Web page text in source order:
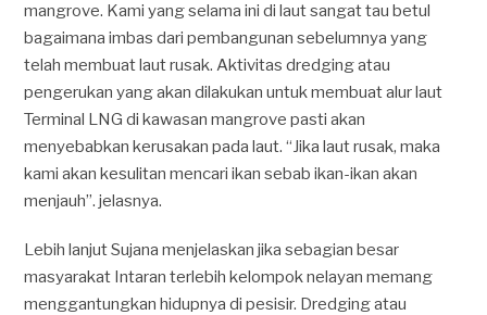
mangrove. Kami yang selama ini di laut sangat tau betul
bagaimana imbas dari pembangunan sebelumnya yang
telah membuat laut rusak. Aktivitas dredging atau
pengerukan yang akan dilakukan untuk membuat alur laut
Terminal LNG di kawasan mangrove pasti akan
menyebabkan kerusakan pada laut. “Jika laut rusak, maka
kami akan kesulitan mencari ikan sebab ikan-ikan akan
menjauh”. jelasnya.
Lebih lanjut Sujana menjelaskan jika sebagian besar
masyarakat Intaran terlebih kelompok nelayan memang
menggantungkan hidupnya di pesisir. Dredging atau